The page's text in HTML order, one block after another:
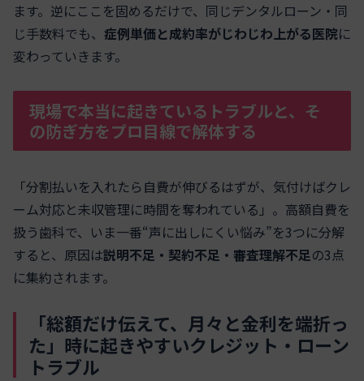
ます。逆にここを固めるだけで、同じデンタルローン・同
じ手数料でも、 症例単価と成約率がじわじわ上がる医院に
変わっていきます。
現場で本当に起きているトラブルと、そ
の防ぎ方をプロ目線で解体する
「分割払いを入れたら自費が伸びるはずが、気付けばクレ
ーム対応と未収管理に時間を奪われている」。高額自費を
扱う歯科で、いま一番“声に出しにくい悩み”を3つに分解
すると、原因は説明不足・契約不足・審査理解不足の3点
に集約されます。
「総額だけ伝えて、月々と金利を端折っ
た」時に起きやすいクレジット・ローン
トラブル